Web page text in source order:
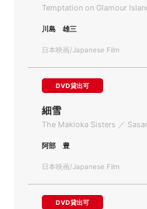
Temptation on Glamour
川島 雄三
日本映画/Japanese Film
DVD貸出可
細雪
The Makioka Sisters ／
阿部 豊
日本映画/Japanese Film
DVD貸出可